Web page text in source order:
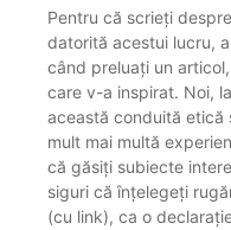
Pentru că scrieți
datorită acestui lucru,
când preluați un
care v-a inspirat. Noi,
această conduită etică
mult mai multă
că găsiți subiecte
siguri că înțelegeți
(cu link), ca o